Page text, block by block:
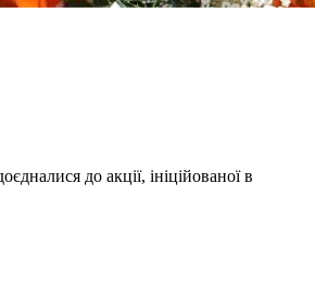
до акції, ініційованої в